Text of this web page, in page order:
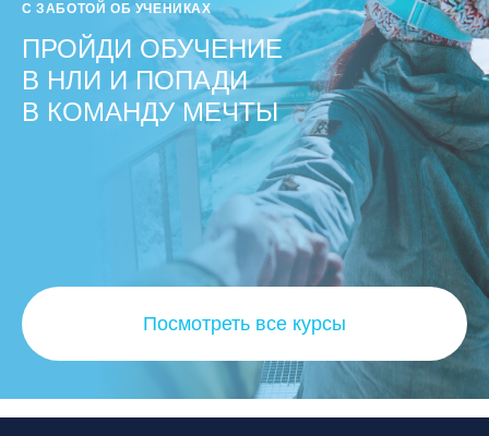
С ЗАБОТОЙ ОБ УЧЕНИКАХ
ПРОЙДИ ОБУЧЕНИЕ
В НЛИ И ПОПАДИ
В КОМАНДУ МЕЧТЫ
Посмотреть все курсы